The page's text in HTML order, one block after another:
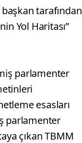
başkan tarafından
Yol Haritası”
parlamenter
esasları
parlamenter
çıkan TBMM